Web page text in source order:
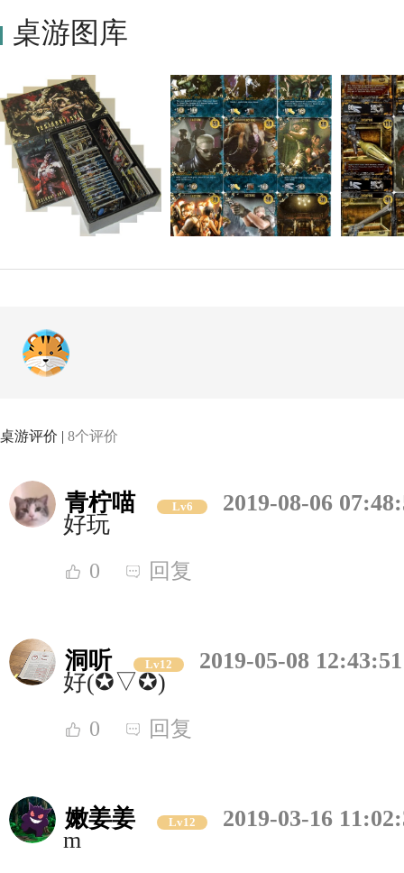
桌游图库
桌游评价 | 8个评价
青柠喵 Lv6
2019-08-06
好玩
0 回复
洞听 Lv12
2019-05-08 12:43:51
好(✪▽✪)
0 回复
嫩姜姜 Lv12
2019-03-16
m